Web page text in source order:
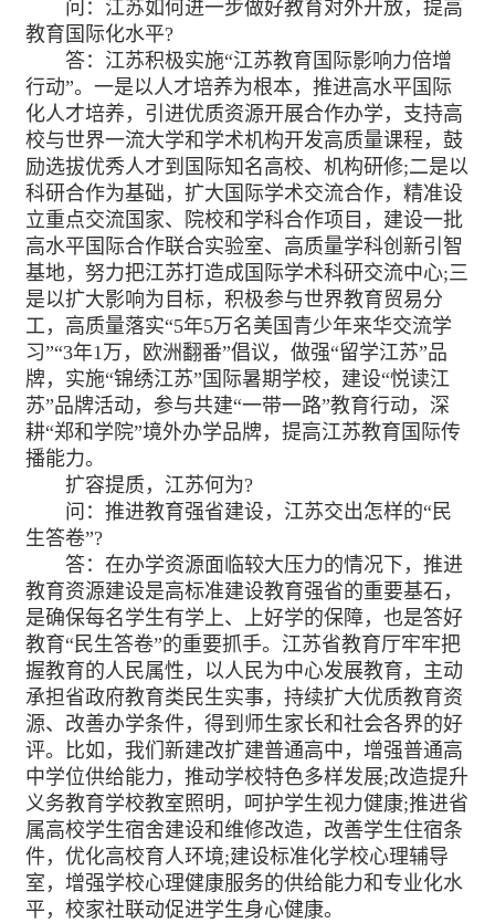
问：江苏如何进一步做好教育对外开放，提高
教育国际化水平?
答：江苏积极实施“江苏教育国际影响力倍增
行动”。一是以人才培养为根本，推进高水平国际
化人才培养，引进优质资源开展合作办学，支持高
校与世界一流大学和学术机构开发高质量课程，鼓
励选拔优秀人才到国际知名高校、机构研修;二是以
科研合作为基础，扩大国际学术交流合作，精准设
立重点交流国家、院校和学科合作项目，建设一批
高水平国际合作联合实验室、高质量学科创新引智
基地，努力把江苏打造成国际学术科研交流中心;三
是以扩大影响为目标，积极参与世界教育贸易分
工，高质量落实“5年5万名美国青少年来华交流学
习”“3年1万，欧洲翻番”倡议，做强“留学江苏”品
牌，实施“锦绣江苏”国际暑期学校，建设“悦读江
苏”品牌活动，参与共建“一带一路”教育行动，深
耕“郑和学院”境外办学品牌，提高江苏教育国际传
播能力。
扩容提质，江苏何为?
问：推进教育强省建设，江苏交出怎样的“民
生答卷”?
答：在办学资源面临较大压力的情况下，推进
教育资源建设是高标准建设教育强省的重要基石，
是确保每名学生有学上、上好学的保障，也是答好
教育“民生答卷”的重要抓手。江苏省教育厅牢牢把
握教育的人民属性，以人民为中心发展教育，主动
承担省政府教育类民生实事，持续扩大优质教育资
源、改善办学条件，得到师生家长和社会各界的好
评。比如，我们新建改扩建普通高中，增强普通高
中学位供给能力，推动学校特色多样发展;改造提升
义务教育学校教室照明，呵护学生视力健康;推进省
属高校学生宿舍建设和维修改造，改善学生住宿条
件，优化高校育人环境;建设标准化学校心理辅导
室，增强学校心理健康服务的供给能力和专业化水
平，校家社联动促进学生身心健康。